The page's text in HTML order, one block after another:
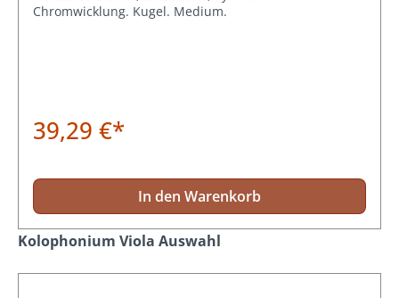
Chromwicklung. Kugel. Medium.
39,29 €*
In den Warenkorb
Produktgalerie überspringen
Kolophonium Viola Auswahl